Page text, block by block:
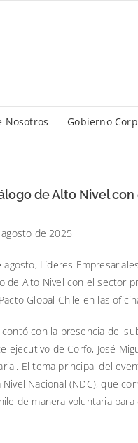
Nosotros Gobierno
de Alto Nivel
de 2025
agosto, Líderes
de Alto Nivel con el sector
Global Chile en las
con la presencia del
ejecutivo de Corfo, José
El tema principal del
Nacional (NDC), que
de manera voluntaria